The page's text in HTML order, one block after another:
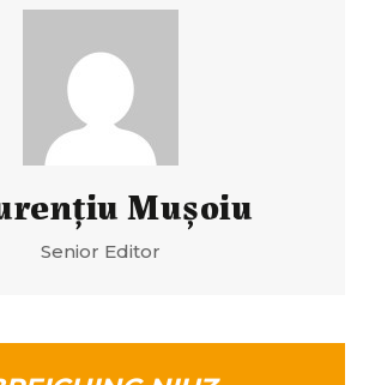
Muşoiu
Senior Editor